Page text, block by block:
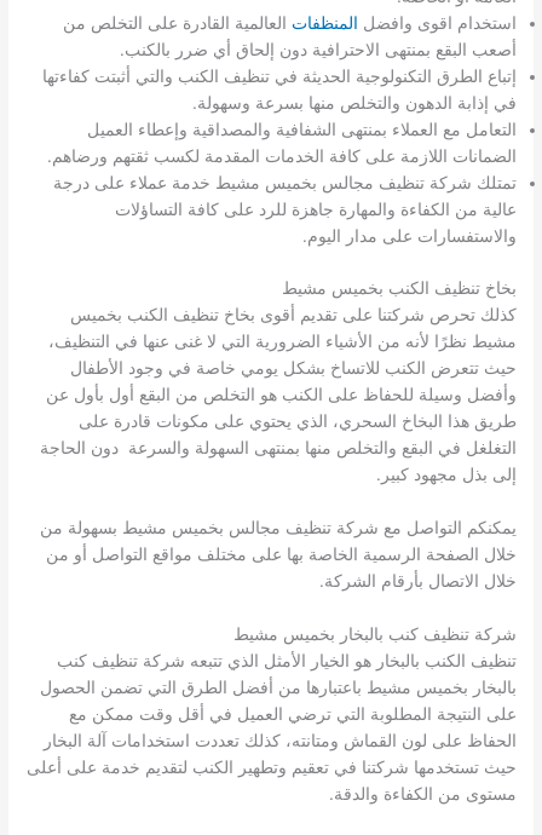
استخدام اقوى وافضل المنظفات العالمية القادرة على التخلص من
أصعب البقع بمنتهى الاحترافية دون إلحاق أي ضرر بالكنب.
إتباع الطرق التكنولوجية الحديثة في تنظيف الكنب والتي أثبتت كفاءتها
في إذابة الدهون والتخلص منها بسرعة وسهولة.
التعامل مع العملاء بمنتهى الشفافية والمصداقية وإعطاء العميل
الضمانات اللازمة على كافة الخدمات المقدمة لكسب ثقتهم ورضاهم.
تمتلك شركة تنظيف مجالس بخميس مشيط خدمة عملاء على درجة
عالية من الكفاءة والمهارة جاهزة للرد على كافة التساؤلات
والاستفسارات على مدار اليوم.
بخاخ تنظيف الكنب بخميس مشيط
كذلك تحرص شركتنا على تقديم أقوى بخاخ تنظيف الكنب بخميس
مشيط نظرًا لأنه من الأشياء الضرورية التي لا غنى عنها في التنظيف،
حيث تتعرض الكنب للاتساخ بشكل يومي خاصة في وجود الأطفال
وأفضل وسيلة للحفاظ على الكنب هو التخلص من البقع أول بأول عن
طريق هذا البخاخ السحري، الذي يحتوي على مكونات قادرة على
التغلغل في البقع والتخلص منها بمنتهى السهولة والسرعة دون الحاجة
إلى بذل مجهود كبير.
يمكنكم التواصل مع شركة تنظيف مجالس بخميس مشيط بسهولة من
خلال الصفحة الرسمية الخاصة بها على مختلف مواقع التواصل أو من
خلال الاتصال بأرقام الشركة.
شركة تنظيف كنب بالبخار بخميس مشيط
تنظيف الكنب بالبخار هو الخيار الأمثل الذي تتبعه شركة تنظيف كنب
بالبخار بخميس مشيط باعتبارها من أفضل الطرق التي تضمن الحصول
على النتيجة المطلوبة التي ترضي العميل في أقل وقت ممكن مع
الحفاظ على لون القماش ومتانته، كذلك تعددت استخدامات آلة البخار
حيث تستخدمها شركتنا في تعقيم وتطهير الكنب لتقديم خدمة على أعلى
مستوى من الكفاءة والدقة.